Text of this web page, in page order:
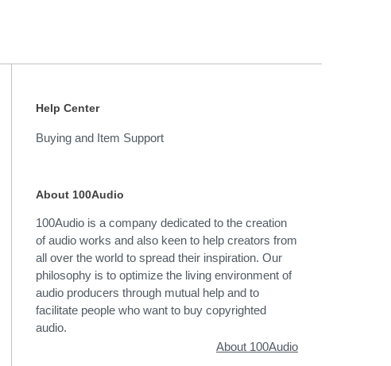
Help Center
Buying and Item Support
About 100Audio
100Audio is a company dedicated to the creation
of audio works and also keen to help creators from
all over the world to spread their inspiration. Our
philosophy is to optimize the living environment of
audio producers through mutual help and to
facilitate people who want to buy copyrighted
audio.
About 100Audio